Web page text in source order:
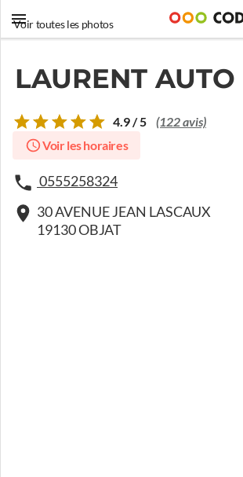
Voir toutes les photos
LAURENT AUTO
4.9 / 5 (122 avis)
Voir les horaires
0555258324
30 AVENUE JEAN LASCAUX
19130 OBJAT